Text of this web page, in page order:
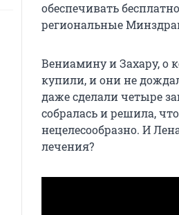
обеспечивать
региональные
Вениамину и Захару, о
купили, и они не
даже сделали четыре
собралась и решила,
нецелесообразно. И
лечения?